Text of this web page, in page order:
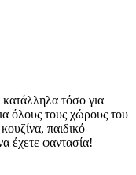
τόσο για
όλους τους χώρους του
παιδικό
έχετε φαντασία!